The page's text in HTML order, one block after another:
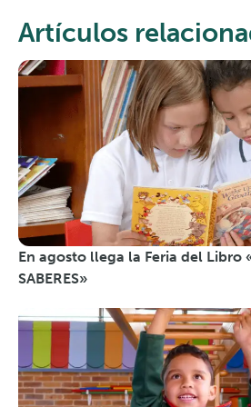
Artículos
En agosto llega la Feria del Libro
SABERES»